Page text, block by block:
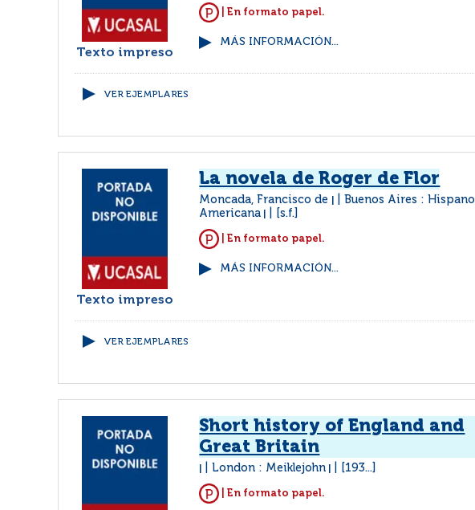
Texto impreso
| En formato papel.
MÁS INFORMACIÓN...
VER EJEMPLARES
Texto impreso
La novela de Roger de Flor
Moncada, Francisco de
Buenos Aires : Hispano
Americana
[s.f.]
| En formato papel.
MÁS INFORMACIÓN...
VER EJEMPLARES
Short history of England and
Great Britain
London : Meiklejohn [193...]
| En formato papel.